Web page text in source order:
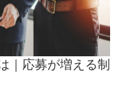
｜応募が増える制